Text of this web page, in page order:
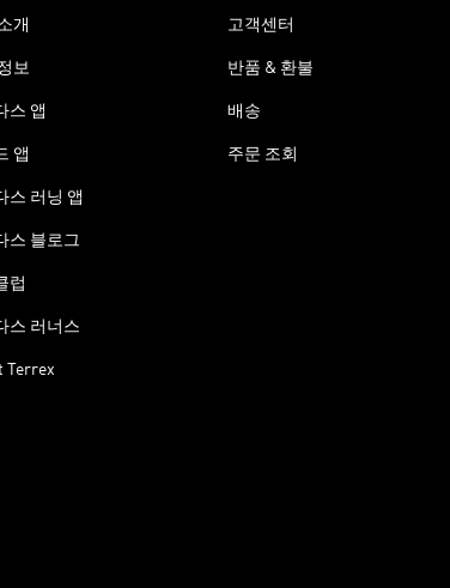
개
보
스 앱
앱
스 러닝 앱
스 블로그
럽
스 러너스
Terrex
고객센터
반품 & 환불
배송
주문 조회